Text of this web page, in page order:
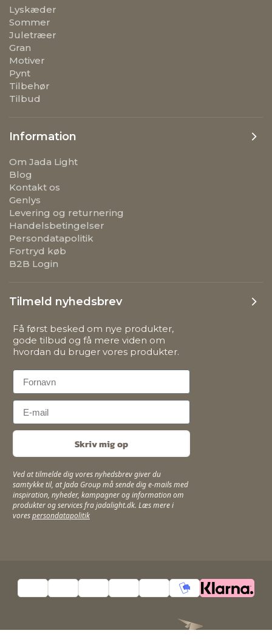
Lyskæder
Sommer
Juletræer
Gran
Motiver
Pynt
Tilbehør
Tilbud
Information
Om Jada Light
Blog
Kontakt os
Genlys
Levering og returnering
Handelsbetingelser
Persondatapolitik
Fortryd køb
B2B Login
Tilmeld nyhedsbrev
Få først besked om nye produkter,
gode tilbud og få mere viden om
hvordan du bruger vores produkter.
First Name
Email
Skriv mig op
Ved at tilmelde dig vores nyhedsbrev giver du
samtykke til, at Jada Group må sende dig e-mails med
inspiration, nyheder, kampagner og information om
produkter og services fra jadalight.dk. Læs mere i
vorespersondatapolitik